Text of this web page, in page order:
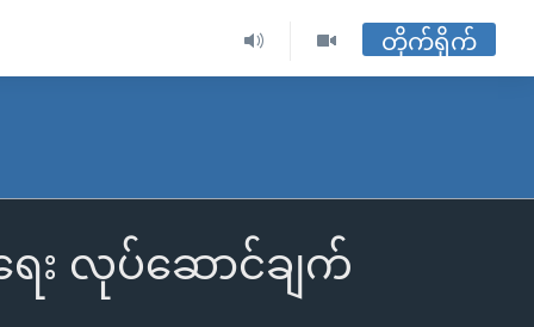
တိုက်ရိုက်
ေး လုပ်ဆောင်ချက်